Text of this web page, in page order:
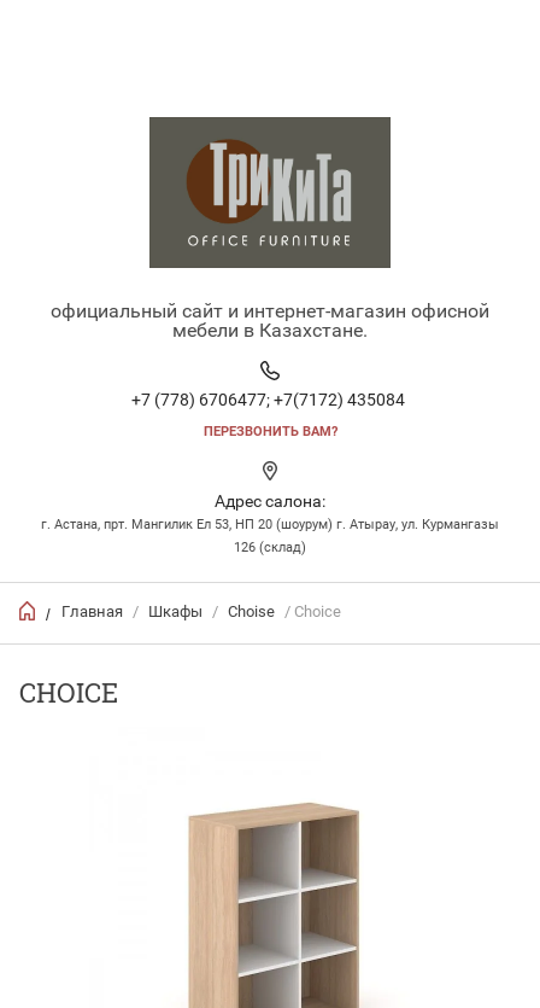
официальный сайт и интернет-магазин офисной
мебели в Казахстане.
+7 (778) 6706477;+7(7172) 435084
ПЕРЕЗВОНИТЬ ВАМ?
Адрес салона:
г. Астана, прт. Мангилик Ел 53, НП 20 (шоурум) г. Атырау, ул. Курмангазы
126 (склад)
/ Главная / Шкафы / Choise / Choice
CHOICE